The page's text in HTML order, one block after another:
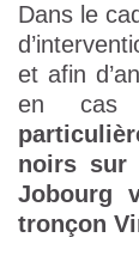
Dans le
et afin
en cas
noirs sur
Jobourg
tronçon